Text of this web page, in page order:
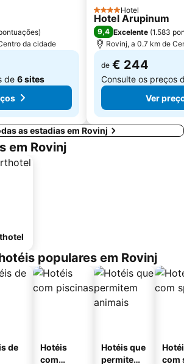
)
da cidade
de 6 sites
4 Estrelas
Hotel
Hotel Arupinum
9,4 Excelente (1.583
Rovinj, a 0.7 km de
de € 244
Consulte os preços
Ver
as estadias em Rovinj
em Rovinj
populares em Rovinj
de
Hotéis
com
Hotéis que
permitem
com